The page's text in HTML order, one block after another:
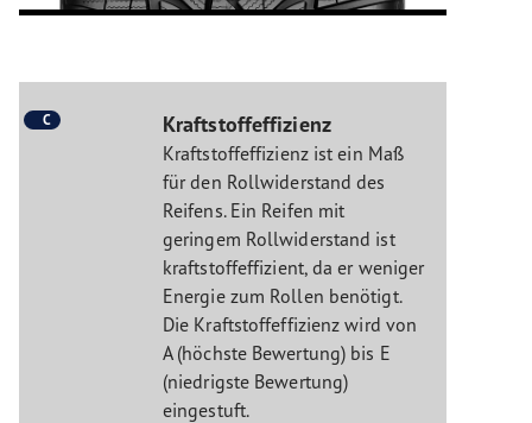
C Kraftstoffeffizienz
Kraftstoffeffizienz ist ein Maß
für den Rollwiderstand des
Reifens. Ein Reifen mit
geringem Rollwiderstand ist
kraftstoffeffizient, da er weniger
Energie zum Rollen benötigt.
Die Kraftstoffeffizienz wird von
A (höchste Bewertung) bis E
(niedrigste Bewertung)
eingestuft.